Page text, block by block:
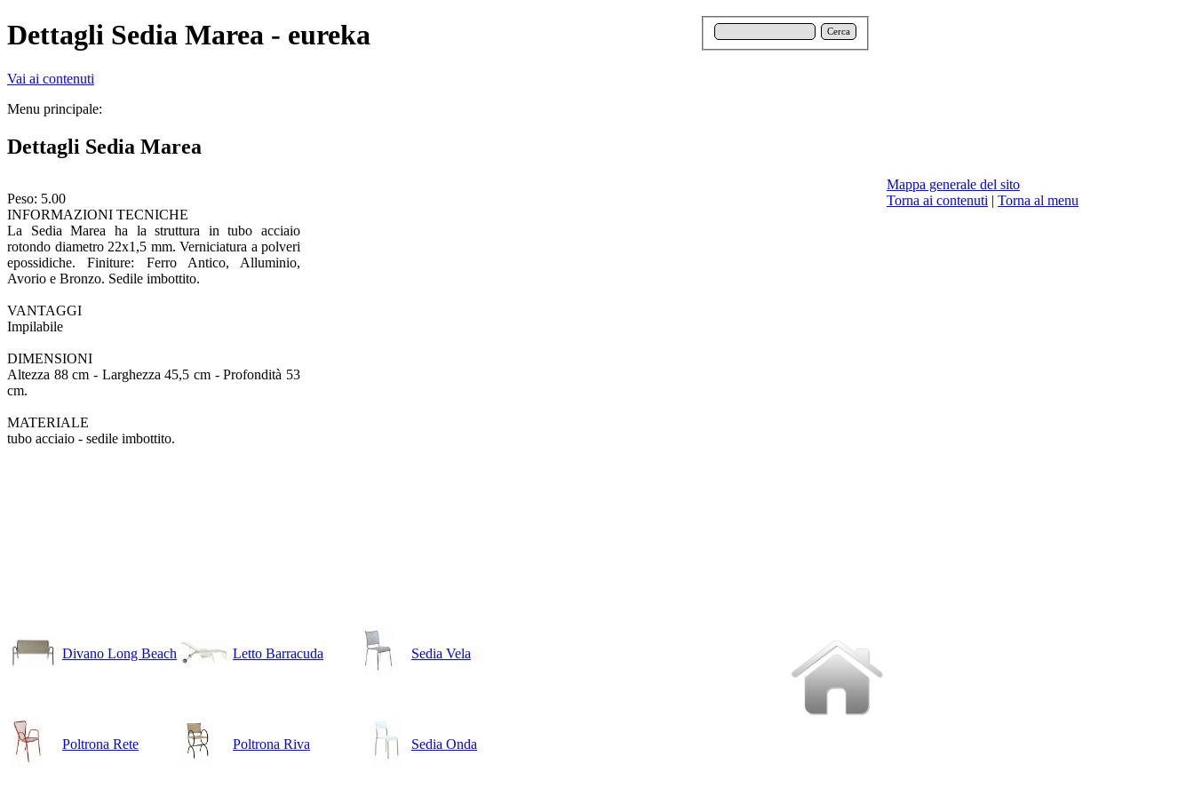
Dettagli Sedia Marea - eureka Cerca
Vai ai contenuti
Menu principale:
Dettagli Sedia Marea
Peso: 5.00
INFORMAZIONI TECNICHE
La Sedia Marea ha la struttura in tubo acciaio
rotondo diametro 22x1,5 mm. Verniciatura a polveri
epossidiche. Finiture: Ferro Antico, Alluminio,
Avorio e Bronzo. Sedile imbottito.
VANTAGGI
Impilabile
DIMENSIONI
Altezza 88 cm - Larghezza 45,5 cm -Profondità 53
cm.
MATERIALE
tubo acciaio - sedile imbottito.
Divano Long Beach Letto Barracuda Sedia Vela
Poltrona Rete Poltrona Riva Sedia Onda
Mappa generale del sito
Torna ai contenuti | Torna al menu